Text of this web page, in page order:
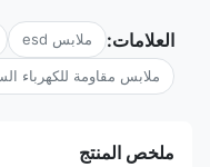
العلامات: ملابس esd
ملابس مقاومة للكهرباء
ملخص المنتج